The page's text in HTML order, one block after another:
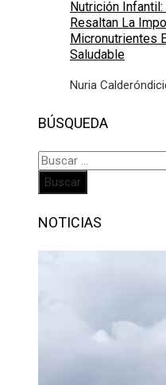
Nutrición
Resaltan La
Micronutrientes
Saludable
Nuria Calderón
BÚSQUEDA
Buscar:
NOTICIAS